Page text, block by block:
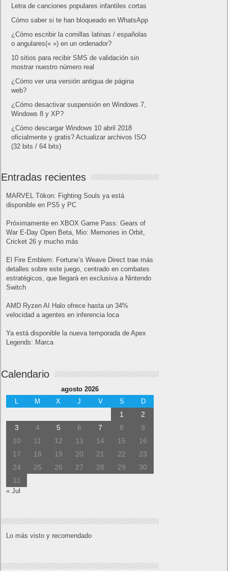
Letra de canciones populares infantiles cortas
Cómo saber si te han bloqueado en WhatsApp
¿Cómo escribir la comillas latinas / españolas
o angulares(« ») en un ordenador?
10 sitios para recibir SMS de validación sin
mostrar nuestro número real
¿Cómo ver una versión antigua de página
web?
¿Cómo desactivar suspensión en Windows 7,
Windows 8 y XP?
¿Cómo descargar Windows 10 abril 2018
oficialmente y gratis? Actualizar archivos ISO
(32 bits / 64 bits)
Entradas recientes
MARVEL Tōkon: Fighting Souls ya está
disponible en PS5 y PC
Próximamente en XBOX Game Pass: Gears of
War E-Day Open Beta, Mio: Memories in Orbit,
Cricket 26 y mucho más
El Fire Emblem: Fortune’s Weave Direct trae más
detalles sobre este juego, centrado en combates
estratégicos, que llegará en exclusiva a Nintendo
Switch
AMD Ryzen AI Halo ofrece hasta un 34%
velocidad a agentes en inferencia loca
Ya está disponible la nueva temporada de Apex
Legends: Marca
Calendario
agosto 2026
L
M X J V S D
1
2
3
4 5 6 7 8
9
10
11 12 13 14 15
16
17
18 19 20 21 22
23
24
25 26 27 28 29
30
31
« Jul
Lo más visto y recomendado